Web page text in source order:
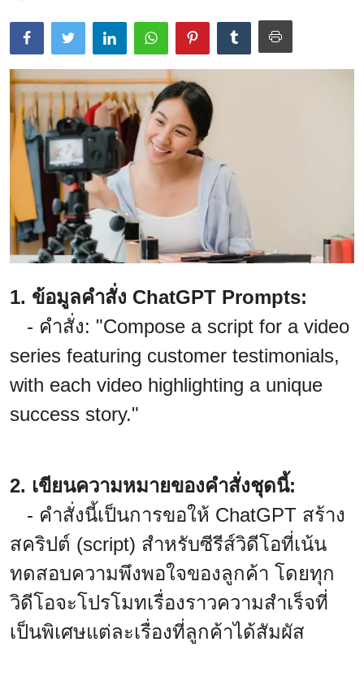
1. ข้อมูลคำสั่ง ChatGPT Prompts:
- คำสั่ง: "Compose a script for a video
series featuring customer testimonials,
with each video highlighting a unique
success story."
2. เขียนความหมายของคำสั่งชุดนี้:
- คำสั่งนี้เป็นการขอให้ ChatGPT สร้าง
สคริปต์ (script) สำหรับซีรีส์วิดีโอที่เน้น
ทดสอบความพึงพอใจของลูกค้า โดยทุก
วิดีโอจะโปรโมทเรื่องราวความสำเร็จที่
เป็นพิเศษแต่ละเรื่องที่ลูกค้าได้สัมผัส